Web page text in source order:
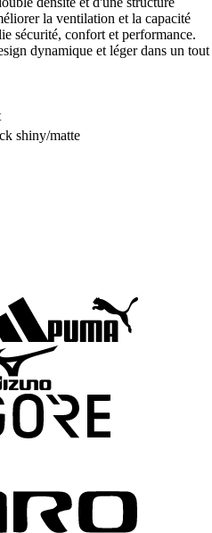
la ventilation et la capacité
sécurité, confort et performance.
dynamique et léger dans un tout
shiny/matte